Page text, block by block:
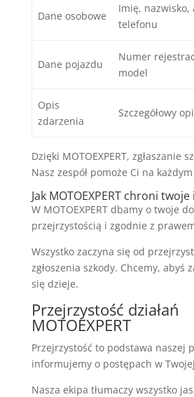
Dane osobowe
Imię,
telefonu
Dane pojazdu
Numer
model
Opis
zdarzenia
Szczegółowy
Dzięki MOTOEXPERT, zgłaszanie
Nasz zespół pomoże Ci na
Jak MOTOEXPERT chroni
W MOTOEXPERT dbamy o twoje
przejrzystością i zgodnie z
Wszystko zaczyna się od
zgłoszenia szkody. Chcemy, abyś
się dzieje.
Przejrzystość działań
MOTOEXPERT
Przejrzystość to podstawa naszej
informujemy o postępach w
Nasza ekipa tłumaczy wszystko